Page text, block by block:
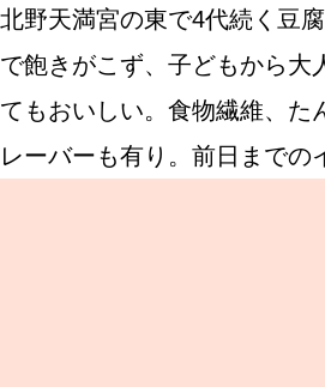
京都の
ABOUT
北野天満宮の東で4代続く豆
で飽きがこず、子どもから大
てもおいしい。食物繊維、
レーバーも有り。前日までの